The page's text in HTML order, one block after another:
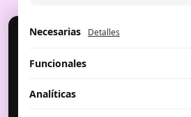
privacidad
Cookies
aceptar, rechazar o configurar.
Configurar preferencias
Necesarias Detalles
Funcionales
Analíticas